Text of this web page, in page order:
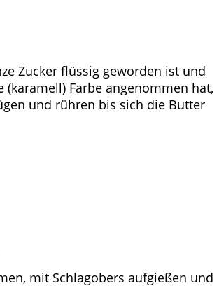
Zucker flüssig geworden ist und
(karamell) Farbe angenommen hat,
und rühren bis sich die Butter
mit Schlagobers aufgießen und